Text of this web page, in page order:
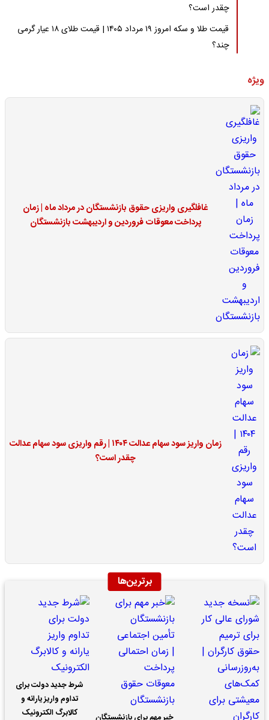
چقدر است؟
قیمت طلا و سکه امروز ۱۹ مرداد ۱۴۰۵ | قیمت طلای ۱۸ عیار گرمی
چند؟
ویژه
غافلگیری واریزی حقوق بازنشستگان در مرداد ماه | زمان
پرداخت معوقات فروردین و اردیبهشت بازنشستگان
زمان واریز سود سهام عدالت ۱۴۰۴ | رقم واریزی سود سهام عدالت
چقدر است؟
برترین‌ها
شرط جدید دولت برای
تداوم واریز یارانه و
کالابرگ الکترونیک